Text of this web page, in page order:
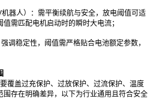
器人）：需平衡续航与安全，放电阈值可适
需匹配电机启动时的瞬时大电流；
调稳定性，阈值需严格贴合电池额定参数，
覆盖过充保护、过放保护、过流保护、温度
存在明确差异，以下为行业通用且符合安全